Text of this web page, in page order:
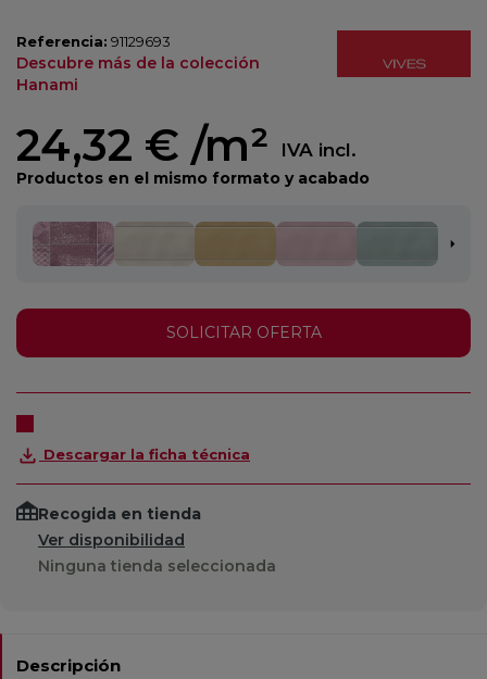
Referencia: 91129693
Descubre más de la colección
Hanami
24,32 € /m² IVA incl.
Productos en el mismo formato y acabado
SOLICITAR OFERTA
Descargar la ficha técnica
Recogida en tienda
Ver disponibilidad
Ninguna tienda seleccionada
Descripción